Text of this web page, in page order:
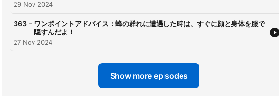
29 Nov 2024
363 - ワンポイントアドバイス：蜂の群れに遭遇した時は、すぐに顔と身体を服で
隠すんだよ！
27 Nov 2024
Show more episodes